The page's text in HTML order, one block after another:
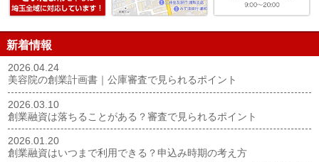
新着情報
2026.04.24
美容院の創業計画書｜公庫審査で見られるポイント
2026.03.10
創業融資は落ちることがある？審査で見られるポイント
2026.01.20
創業融資はいつまで利用できる？申込み時期の考え方